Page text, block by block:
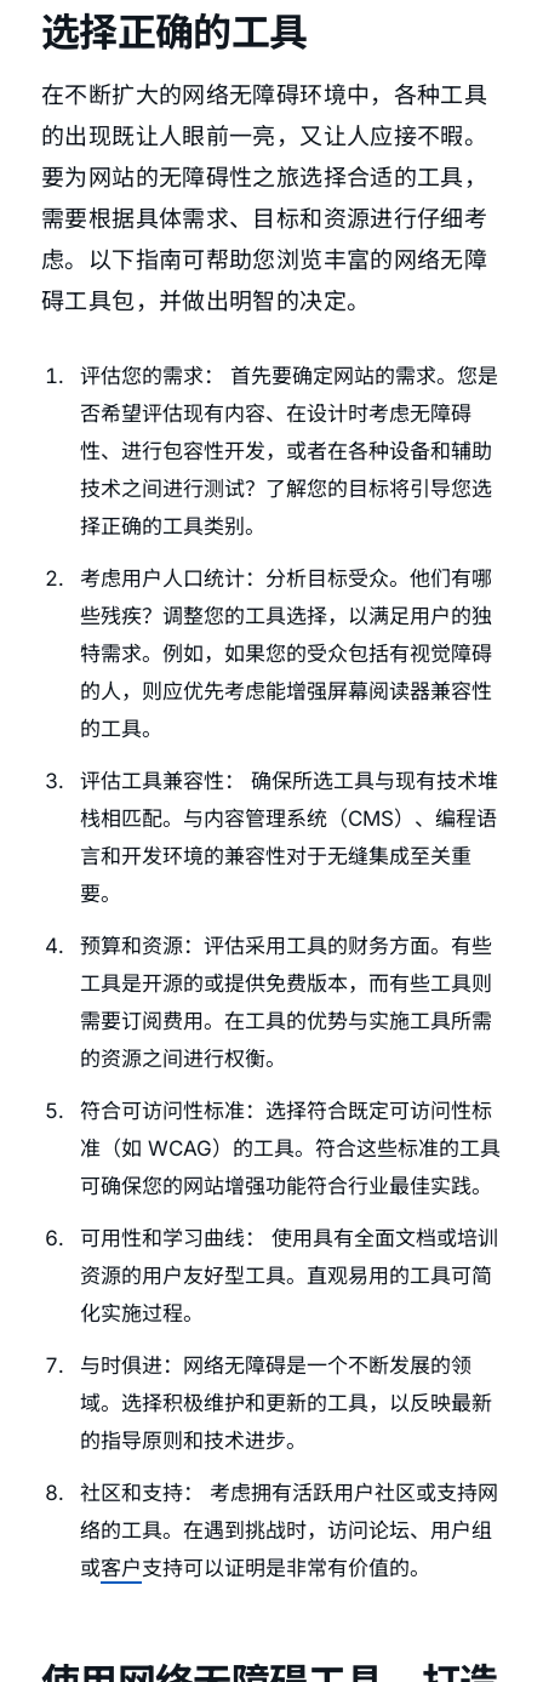
选择正确的工具
在不断扩大的网络无障碍环境中，各种工具
的出现既让人眼前一亮，又让人应接不暇。
要为网站的无障碍性之旅选择合适的工具，
需要根据具体需求、目标和资源进行仔细考
虑。以下指南可帮助您浏览丰富的网络无障
碍工具包，并做出明智的决定。
评估您的需求： 首先要确定网站的需求。您是
否希望评估现有内容、在设计时考虑无障碍
性、进行包容性开发，或者在各种设备和辅助
技术之间进行测试？了解您的目标将引导您选
择正确的工具类别。
考虑用户人口统计：分析目标受众。他们有哪
些残疾？调整您的工具选择，以满足用户的独
特需求。例如，如果您的受众包括有视觉障碍
的人，则应优先考虑能增强屏幕阅读器兼容性
的工具。
评估工具兼容性： 确保所选工具与现有技术堆
栈相匹配。与内容管理系统（CMS）、编程语
言和开发环境的兼容性对于无缝集成至关重
要。
预算和资源：评估采用工具的财务方面。有些
工具是开源的或提供免费版本，而有些工具则
需要订阅费用。在工具的优势与实施工具所需
的资源之间进行权衡。
符合可访问性标准：选择符合既定可访问性标
准（如 WCAG）的工具。符合这些标准的工具
可确保您的网站增强功能符合行业最佳实践。
可用性和学习曲线： 使用具有全面文档或培训
资源的用户友好型工具。直观易用的工具可简
化实施过程。
与时俱进：网络无障碍是一个不断发展的领
域。选择积极维护和更新的工具，以反映最新
的指导原则和技术进步。
社区和支持： 考虑拥有活跃用户社区或支持网
络的工具。在遇到挑战时，访问论坛、用户组
或客户支持可以证明是非常有价值的。